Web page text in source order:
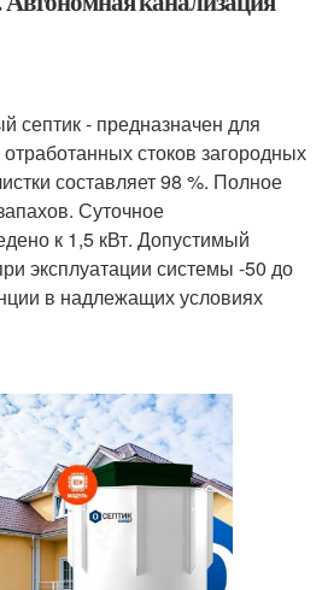
септик - предназначен для
отработанных стоков загородных
составляет 98 %. Полное
Суточное
к 1,5 кВт. Допустимый
эксплуатации системы -50 до
в надлежащих условиях